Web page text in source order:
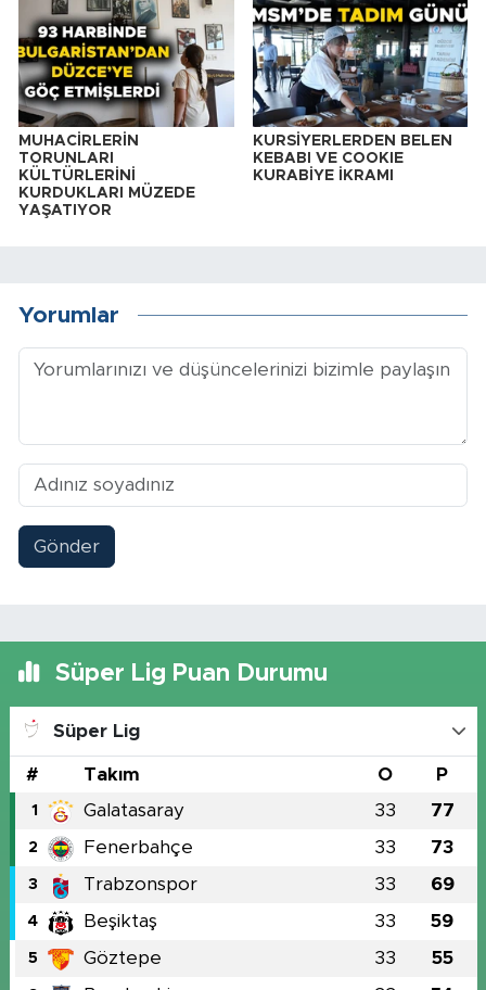
MUHACİRLERİN
TORUNLARI
KÜLTÜRLERİNİ
KURDUKLARI MÜZEDE
YAŞATIYOR
KURSİYERLERDEN BELEN
KEBABI VE COOKIE
KURABİYE İKRAMI
Yorumlar
Gönder
Süper Lig Puan Durumu
Süper Lig
# Takım O P
1 Galatasaray 33 77
2 Fenerbahçe 33 73
3 Trabzonspor 33 69
4 Beşiktaş 33 59
5 Göztepe 33 55